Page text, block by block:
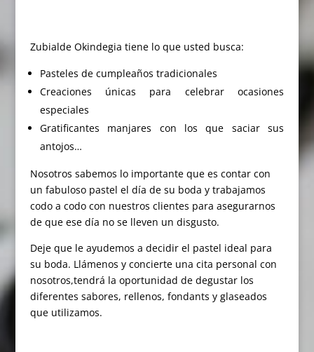
Zubialde Okindegia tiene lo que usted busca:
Pasteles de cumpleaños tradicionales
Creaciones únicas para celebrar ocasiones
especiales
Gratificantes manjares con los que saciar sus
antojos…
Nosotros sabemos lo importante que es contar con
un fabuloso pastel el día de su boda y trabajamos
codo a codo con nuestros clientes para asegurarnos
de que ese día no se lleven un disgusto.
Deje que le ayudemos a decidir el pastel ideal para
su boda. Llámenos y concierte una cita personal con
nosotros,tendrá la oportunidad de degustar los
diferentes sabores, rellenos, fondants y glaseados
que utilizamos.